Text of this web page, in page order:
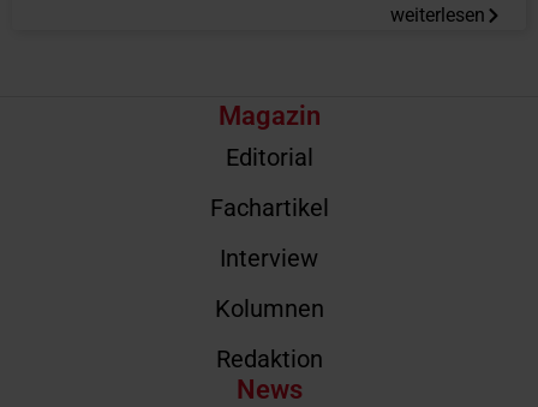
weiterlesen
Magazin
Editorial
Fachartikel
Interview
Kolumnen
Redaktion
News